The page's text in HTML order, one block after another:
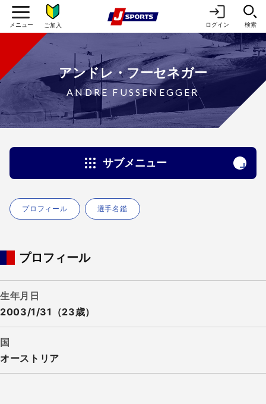
ご加入 ログイン 検索
アンドレ・フーセネガー
ANDRE FUSSENEGGER
サブメニュー
プロフィール 選手名鑑
プロフィール
生年月日
2003/1/31（23歳）
国
オーストリア